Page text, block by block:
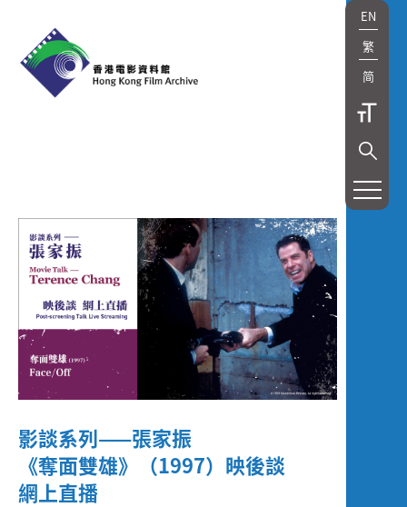
EN
繁
简
覽
及
放
映
Exhibition
and
Screening
影談系列——張家振
《奪面雙雄》（1997）映後談
網上直播